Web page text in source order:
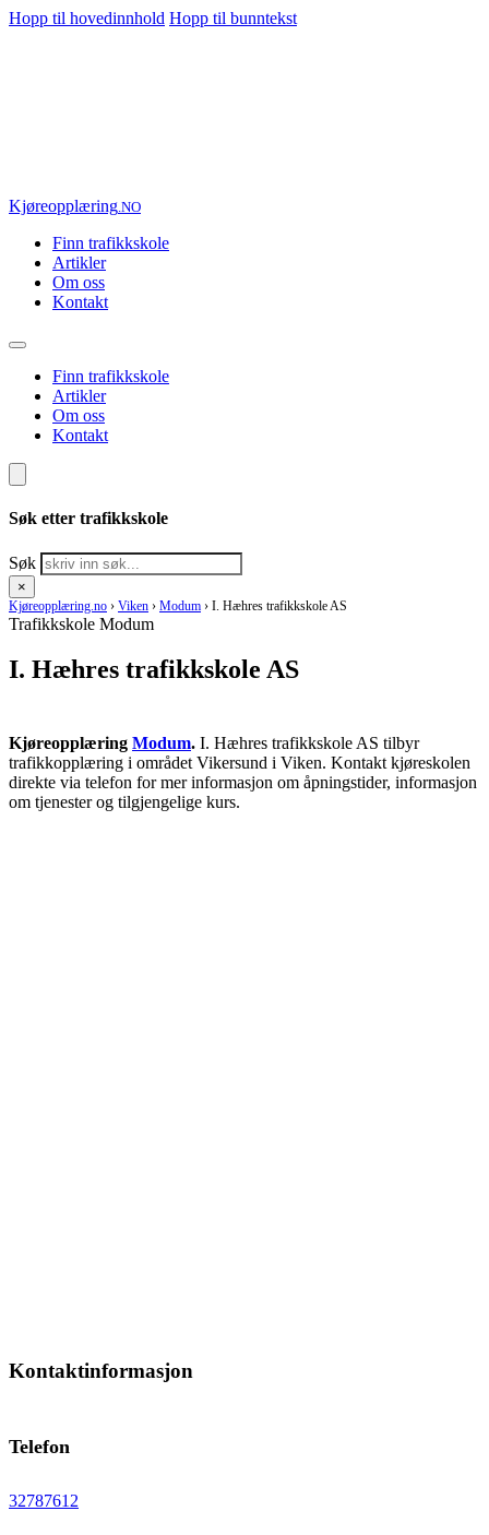
Hopp til hovedinnhold Hopp til bunntekst
Kjøreopplæring.NO
Finn trafikkskole
Artikler
Om oss
Kontakt
Finn trafikkskole
Artikler
Om oss
Kontakt
Søk etter trafikkskole
Søk
×
Kjøreopplæring.no › Viken › Modum › I. Hæhres trafikkskole AS
Trafikkskole Modum
I. Hæhres trafikkskole AS
Kjøreopplæring Modum. I. Hæhres trafikkskole AS tilbyr
trafikkopplæring i området Vikersund i Viken. Kontakt kjøreskolen
direkte via telefon for mer informasjon om åpningstider, informasjon
om tjenester og tilgjengelige kurs.
Kontaktinformasjon
Telefon
32787612